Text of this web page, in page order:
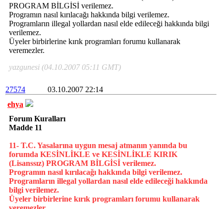
PROGRAM BİLGİSİ verilemez.
Programın nasıl kırılacağı hakkında bilgi verilemez.
Programların illegal yollardan nasıl elde edileceği hakkında bilgi
verilemez.
Üyeler birbirlerine kırık programları forumu kullanarak
veremezler.
yazgunesi (04.10.2007 05:11 GMT)
27574
03.10.2007 22:14
ehya
Forum Kuralları
Madde 11
11- T.C. Yasalarına uygun mesaj atmanın yanında bu
forumda KESİNLİKLE ve KESİNLİKLE KIRIK
(Lisanssız) PROGRAM BİLGİSİ verilemez.
Programın nasıl kırılacağı hakkında bilgi verilemez.
Programların illegal yollardan nasıl elde edileceği hakkında
bilgi verilemez.
Üyeler birbirlerine kırık programları forumu kullanarak